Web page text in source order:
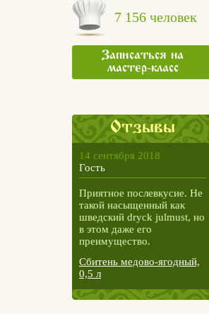
7 156 человек
Записаться на
мастер-класс
Отзывы
14 сентября 2018
Гость
Приятное послевкусие. Не
такой насыщенный как
шведский dryck julmust, но
в этом даже его
преимущество.
Сбитень медово-ягодный,
0,5 л